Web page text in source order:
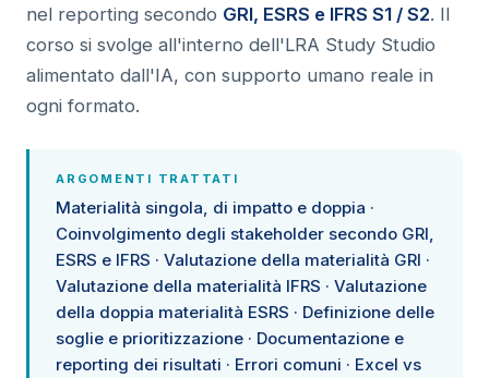
nel reporting secondo GRI, ESRS e IFRS S1 / S2. Il
corso si svolge all'interno dell'LRA Study Studio
alimentato dall'IA, con supporto umano reale in
ogni formato.
ARGOMENTI TRATTATI
Materialità singola, di impatto e doppia ·
Coinvolgimento degli stakeholder secondo GRI,
ESRS e IFRS · Valutazione della materialità GRI ·
Valutazione della materialità IFRS · Valutazione
della doppia materialità ESRS · Definizione delle
soglie e prioritizzazione · Documentazione e
reporting dei risultati · Errori comuni · Excel vs